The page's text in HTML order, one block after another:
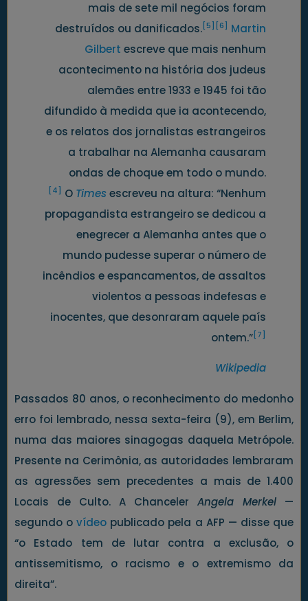
mais de sete mil negócios foram
destruídos ou danificados.[5] [6] Martin
Gilbert escreve que mais nenhum
acontecimento na história dos judeus
alemães entre 1933 e 1945 foi tão
difundido à medida que ia acontecendo,
e os relatos dos jornalistas estrangeiros
a trabalhar na Alemanha causaram
ondas de choque em todo o mundo.
[4] O Timesescreveu na altura: “Nenhum
propagandista estrangeiro se dedicou a
enegrecer a Alemanha antes que o
mundo pudesse superar o número de
incêndios e espancamentos, de assaltos
violentos a pessoas indefesas e
inocentes, que desonraram aquele país
ontem.”[7]
Wikipedia
Passados 80 anos, o reconhecimento do medonho
erro foi lembrado, nessa sexta-feira (9), em Berlim,
numa das maiores sinagogas daquela Metrópole.
Presente na Cerimônia, as autoridades lembraram
as agressões sem precedentes a mais de 1.400
Locais de Culto. A Chanceler Angela Merkel —
segundo ovídeo publicado pela a AFP — disse que
“o Estado tem de lutar contra a exclusão, o
antissemitismo, o racismo e o extremismo da
direita”.